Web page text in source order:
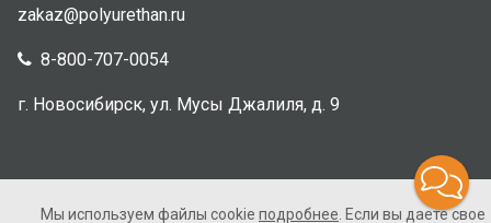
zakaz@polyurethan.ru
8-800-707-0054
г. Новосибирск, ул. Мусы Джалиля, д. 9
Мы используем файлы cookie подробнее . Если вы даете свое